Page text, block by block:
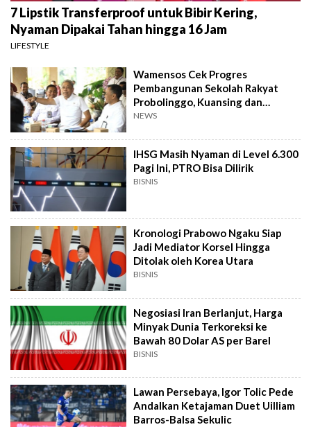
7 Lipstik Transferproof untuk Bibir Kering,
Nyaman Dipakai Tahan hingga 16 Jam
LIFESTYLE
Wamensos Cek Progres
Pembangunan Sekolah Rakyat
Probolinggo, Kuansing dan
Polewali Mandar
NEWS
IHSG Masih Nyaman di Level 6.300
Pagi Ini, PTRO Bisa Dilirik
BISNIS
Kronologi Prabowo Ngaku Siap
Jadi Mediator Korsel Hingga
Ditolak oleh Korea Utara
BISNIS
Negosiasi Iran Berlanjut, Harga
Minyak Dunia Terkoreksi ke
Bawah 80 Dolar AS per Barel
BISNIS
Lawan Persebaya, Igor Tolic Pede
Andalkan Ketajaman Duet Uilliam
Barros-Balsa Sekulic